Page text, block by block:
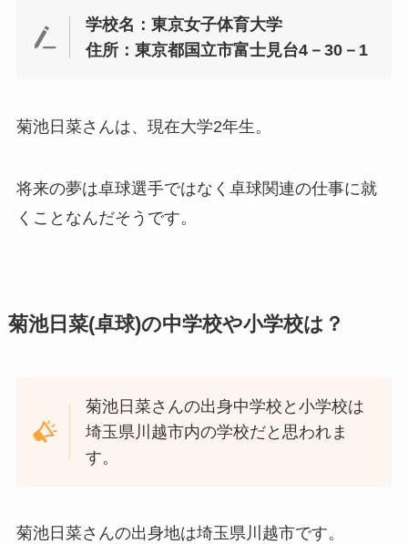
学校名：東京女子体育大学
住所：東京都国立市富士見台4－30－1
菊池日菜さんは、現在大学2年生。
将来の夢は卓球選手ではなく卓球関連の仕事に就
くことなんだそうです。
菊池日菜(卓球)の中学校や小学校は？
菊池日菜さんの出身中学校と小学校は
埼玉県川越市内の学校だと思われま
す。
菊池日菜さんの出身地は埼玉県川越市です。